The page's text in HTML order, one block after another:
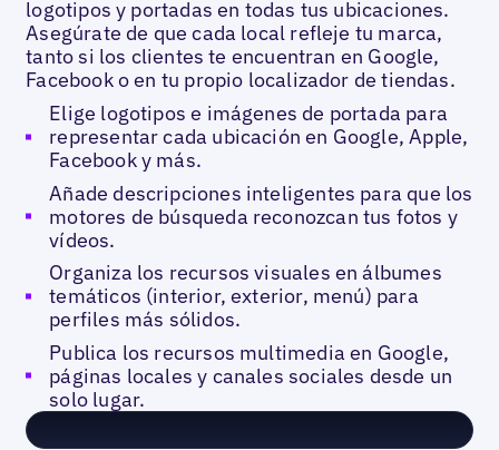
logotipos y portadas en todas tus ubicaciones.
Asegúrate de que cada local refleje tu marca,
tanto si los clientes te encuentran en Google,
Facebook o en tu propio localizador de tiendas.
Elige logotipos e imágenes de portada para
representar cada ubicación en Google, Apple,
Facebook y más.
Añade descripciones inteligentes para que los
motores de búsqueda reconozcan tus fotos y
vídeos.
Organiza los recursos visuales en álbumes
temáticos (interior, exterior, menú) para
perfiles más sólidos.
Publica los recursos multimedia en Google,
páginas locales y canales sociales desde un
solo lugar.